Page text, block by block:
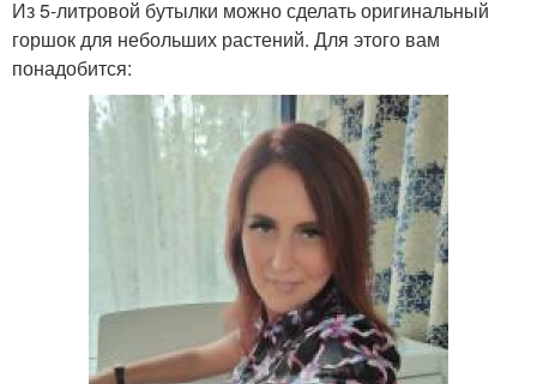
Из 5-литровой бутылки можно сделать оригинальный
горшок для небольших растений. Для этого вам
понадобится: